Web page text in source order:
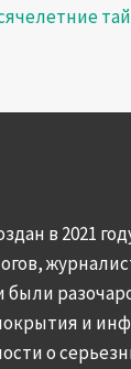
в 2021
и
о